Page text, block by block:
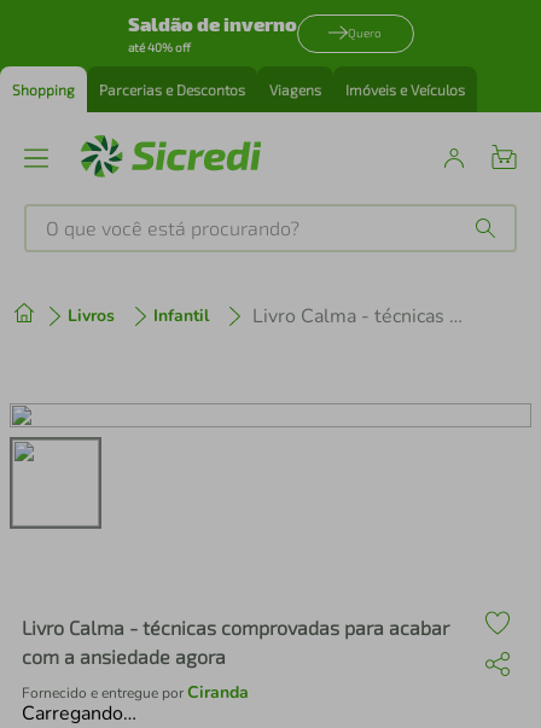
Saldão de inverno
até 40% off
Quero
Shopping Parcerias e Descontos Viagens Imóveis e Veículos
O que você está procurando?
Livros Infantil Livro Calma - técnicas comprovadas para acabar com a ansiedade agora
Livro Calma - técnicas comprovadas para acabar
com a ansiedade agora
Fornecido e entregue porCiranda
Carregando…
2º cafeteira